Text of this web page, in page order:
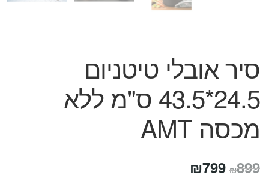
סיר אובלי טיטניום
24.5*43.5 ס"מ ללא
מכסה AMT
₪899 המחיר
₪799